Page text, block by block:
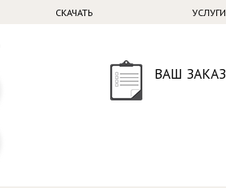
СКАЧАТЬ УСЛУГИ
ВАШ ЗАКАЗ